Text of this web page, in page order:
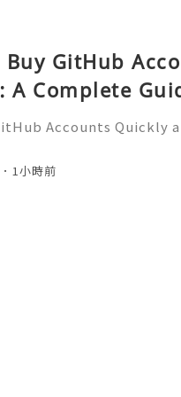
Buy GitHub
A Complete
Accounts Quickly
developers,
s
1小時前